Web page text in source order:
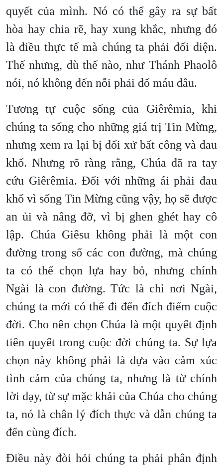
quyết của mình. Nó có thể gây ra sự bất
hòa hay chia rẽ, hay xung khắc, nhưng đó
là điều thực tế mà chúng ta phải đối diện.
Thế nhưng, dù thế nào, như Thánh Phaolô
nói, nó không đến nỗi phải đổ máu đâu.
Tương tự cuộc sống của Giêrêmia, khi
chúng ta sống cho những giá trị Tin Mừng,
nhưng xem ra lại bị đối xử bất công và đau
khổ. Nhưng rõ ràng rằng, Chúa đã ra tay
cứu Giêrêmia. Đối với những ái phải đau
khổ vì sống Tin Mừng cũng vậy, họ sẽ được
an ủi và nâng đỡ, vì bị ghen ghét hay cô
lập. Chúa Giêsu không phải là một con
đường trong số các con đường, mà chúng
ta có thể chọn lựa hay bỏ, nhưng chính
Ngài là con đường. Tức là chỉ nơi Ngài,
chúng ta mới có thể đi đến đích điểm cuộc
đời. Cho nên chọn Chúa là một quyết định
tiên quyết trong cuộc đời chúng ta. Sự lựa
chọn này không phải là dựa vào cảm xúc
tình cảm của chúng ta, nhưng là từ chính
lời dạy, từ sự mặc khải của Chúa cho chúng
ta, nó là chân lý đích thực và dẫn chúng ta
đến cùng đích.
Điều này đòi hỏi chúng ta phải phân định